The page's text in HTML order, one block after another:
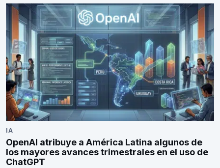
IA
OpenAI atribuye a América Latina algunos de
los mayores avances trimestrales en el uso de
ChatGPT